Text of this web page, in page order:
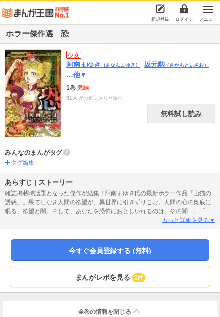
新規登録 ログイン メニュー
ホラー傑作選 恐
少女
阿南まゆき （あなんまゆき） 坂元勲 （さかもといさお）
…他▼
1巻 完結
31人 がお気に入り登録中
無料試し読み
みんなのまんがタグ
タグ編集
あらすじ | ストーリー
雑誌掲載時話題となった傑作が結集！阿南まゆき氏の最新ホラー作品「山猫の
誘惑」。果てしなき人間の欲望が、異世界に引きずりこむ。人間の心の奥底に
眠る、欲望と闇。そして、あなたを恐怖におとしいれるのは、その闇…。「ち
ゃおデラックスホラー」掲載時に各所で話題になった、珠玉の作品を収録。本
もっと詳細を見る▼
今すぐ会員登録する (無料)
まんがレポを見る 1件
全巻の情報を 閉じる